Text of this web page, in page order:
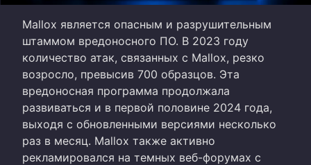
Mallox является опасным и разрушительным
штаммом вредоносного ПО. В 2023 году
количество атак, связанных с Mallox, резко
возросло, превысив 700 образцов. Эта
вредоносная программа продолжала
развиваться и в первой половине 2024 года,
выходя с обновленными версиями несколько
раз в месяц. Mallox также активно
рекламировался на темных веб-форумах с